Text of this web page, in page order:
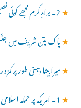
★2۔ براہِ کرم مجھے کوئی نصیحت فرمائیں تاکہ میں برائی سے بچ سکوں۔
★پاک پتن شریف میں
★میرا بیٹا ذہنی طور پر
★1۔ امریکہ پر حملہ اسلامی نقطہء نظر سے صحیح ہے یا غلط؟؟